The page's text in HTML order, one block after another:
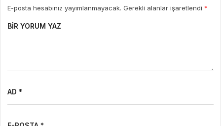
E-posta hesabınız yayımlanmayacak. Gerekli alanlar işaretlendi *
BIR YORUM YAZ
AD *